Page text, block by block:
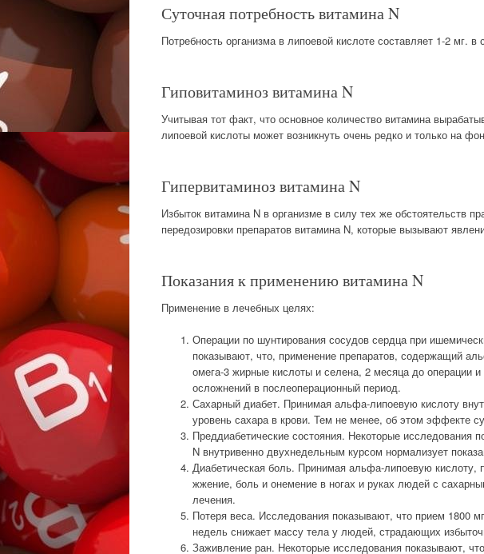
Суточная потребность витамина N
Потребность организма в липоевой кислоте составляет 1-2 мг. в
Гиповитаминоз витамина N
Учитывая тот факт, что основное количество витамина
липоевой кислоты может возникнуть очень редко и только на
Гипервитаминоз витамина N
Избыток витамина N в организме в силу тех же обстоятельств
передозировки препаратов витамина N, которые вызывают
Показания к применению витамина N
Применение в лечебных целях:
Операции по шунтирования сосудов сердца при
показывают, что, применение препаратов, содержащий
омега-3 жирные кислоты и селена, 2 месяца до операции
осложнений в послеоперационный период.
Сахарный диабет. Принимая альфа-липоевую кислоту
уровень сахара в крови. Тем не менее, об этом эффекте
Преддиабетические состояния. Некоторые исследования
N внутривенно двухнедельным курсом нормализует
Диабетическая боль. Принимая альфа-липоевую
жжение, боль и онемение в ногах и руках людей с
лечения.
Потеря веса. Исследования показывают, что прием 1800
недель снижает массу тела у людей, страдающих
Заживление ран. Некоторые исследования показывают,